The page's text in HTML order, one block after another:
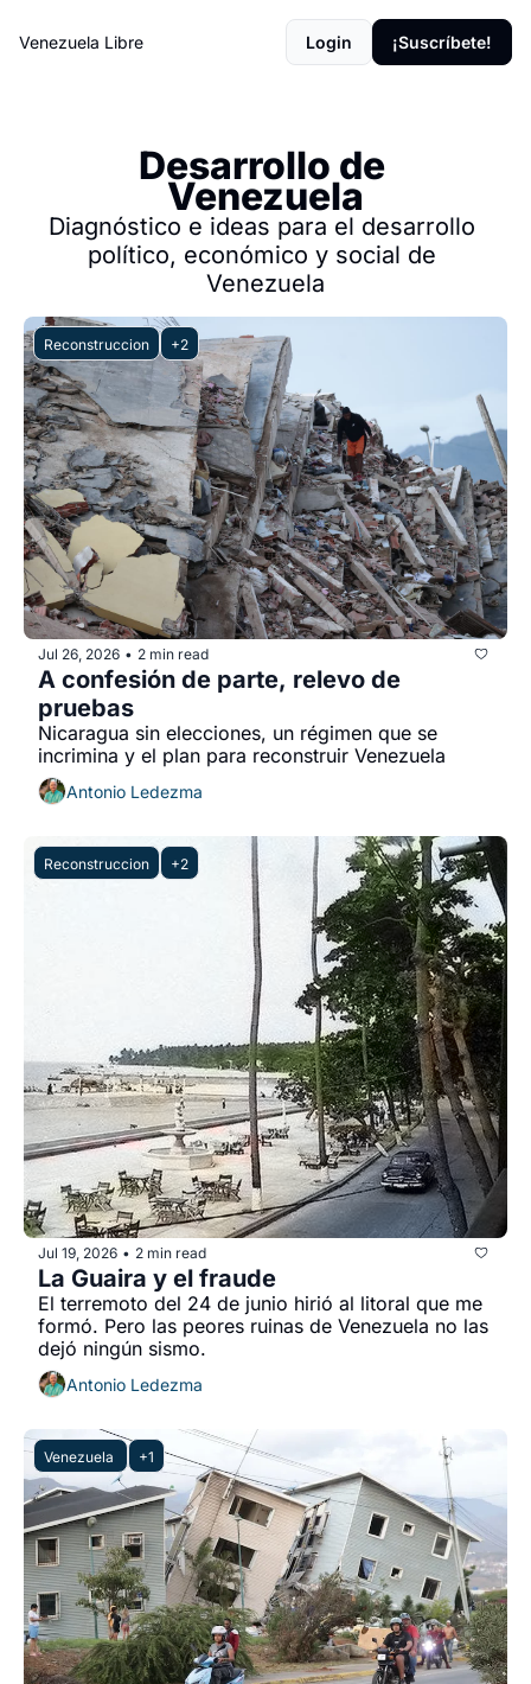
Venezuela Libre Login ¡Suscríbete!
Desarrollo de
Venezuela
Diagnóstico e ideas para el desarrollo
político, económico y social de
Venezuela
Reconstruccion +2
Jul 26, 2026 • 2 min read
A confesión de parte, relevo de
pruebas
Nicaragua sin elecciones, un régimen que se
incrimina y el plan para reconstruir Venezuela
Antonio Ledezma
Reconstruccion +2
Jul 19, 2026 • 2 min read
La Guaira y el fraude
El terremoto del 24 de junio hirió al litoral que me
formó. Pero las peores ruinas de Venezuela no las
dejó ningún sismo.
Antonio Ledezma
Venezuela +1